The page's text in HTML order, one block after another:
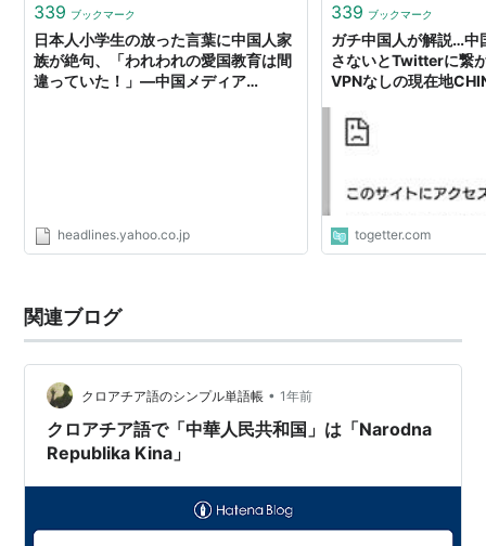
339 ブックマーク
日本人小学生の放った言葉に中国人家
族が絶句、「われわれの愛国教育は間
違っていた！」―中国メディア
headlines.yahoo.co.jp
339 ブックマーク
ガチ中国人が解説…中
さないとTwitterに繋
VPNなしの現在地
る？
togetter.com
関連ブログ
クロアチア語のシンプル単語帳 • 1年前
クロアチア語で「中華人民共和国」は「Narodna
Republika Kina」